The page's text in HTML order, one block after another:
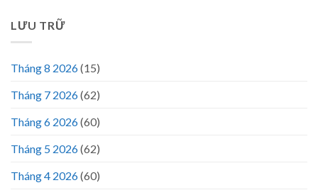
LƯU TRỮ
Tháng 8 2026(15)
Tháng 7 2026(62)
Tháng 6 2026(60)
Tháng 5 2026(62)
Tháng 4 2026(60)